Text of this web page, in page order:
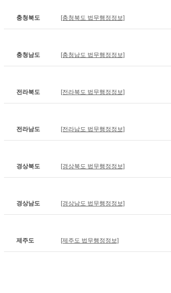
충청북도 [충청북도 법무행정정보]
충청남도 [충청남도 법무행정정보]
전라북도 [전라북도 법무행정정보]
전라남도 [전라남도 법무행정정보]
경상북도 [경상북도 법무행정정보]
경상남도 [경상남도 법무행정정보]
제주도 [제주도 법무행정정보]